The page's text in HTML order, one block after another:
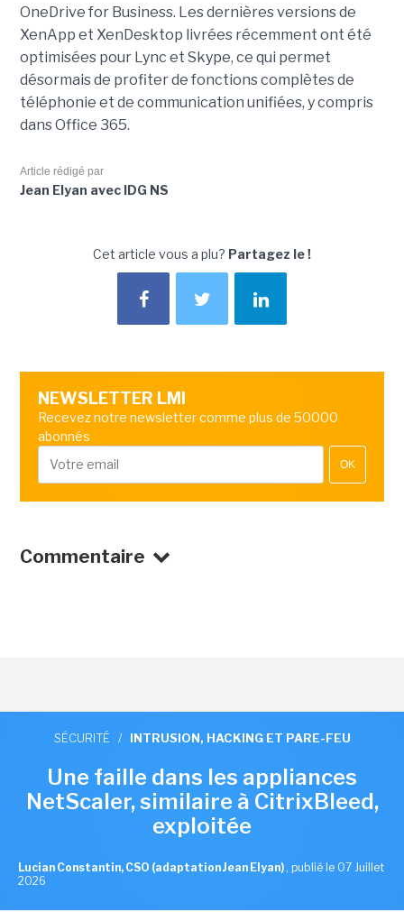
OneDrive for Business. Les dernières versions de
XenApp et XenDesktop livrées récemment ont été
optimisées pour Lync et Skype, ce qui permet
désormais de profiter de fonctions complètes de
téléphonie et de communication unifiées, y compris
dans Office 365.
Article rédigé par
Jean Elyan avec IDG NS
Cet article vous a plu? Partagez le !
NEWSLETTER LMI
Recevez notre newsletter comme plus de 50000
abonnés
OK
Commentaire
SÉCURITÉ / INTRUSION, HACKING ET PARE-FEU
Une faille dans les appliances
NetScaler, similaire à CitrixBleed,
exploitée
Lucian Constantin, CSO (adaptation Jean Elyan) , publié le 07 Juillet
2026